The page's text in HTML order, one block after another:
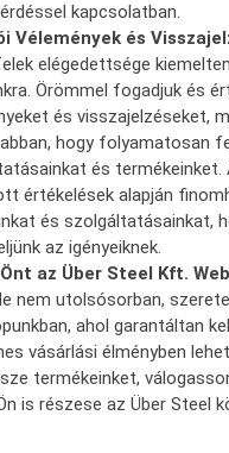
kapcsolatban.
Vélemények és
elégedettsége
Örömmel fogadjuk és
és visszajelzéseket,
hogy folyamatosan
és termékeinket.
értékelések alapján
és szolgáltatásainkat,
az igényeiknek.
az Über Steel Kft.
nem utolsósorban,
ahol garantáltan
vásárlási élményben
termékeinket,
is részese az Über Steel